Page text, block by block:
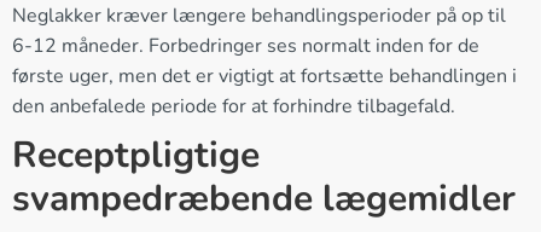
Neglakker kræver længere behandlingsperioder på op til
6-12 måneder. Forbedringer ses normalt inden for de
første uger, men det er vigtigt at fortsætte behandlingen i
den anbefalede periode for at forhindre tilbagefald.
Receptpligtige
svampedræbende lægemidler